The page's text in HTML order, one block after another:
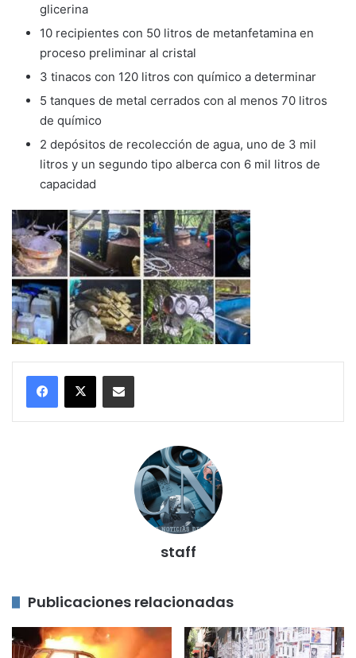
glicerina
10 recipientes con 50 litros de metanfetamina en
proceso preliminar al cristal
3 tinacos con 120 litros con químico a determinar
5 tanques de metal cerrados con al menos 70 litros
de químico
2 depósitos de recolección de agua, uno de 3 mil
litros y un segundo tipo alberca con 6 mil litros de
capacidad
Compartir por correo electrónico
staff
Publicaciones relacionadas